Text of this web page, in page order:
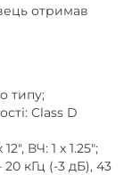
отримав
типу;
Class D
ВЧ: 1 х 1.25″;
20 кГц (-3 дБ), 43